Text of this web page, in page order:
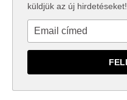
küldjük az új hirdetéseket!